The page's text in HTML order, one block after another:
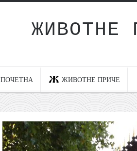
ЖИВОТНЕ
ПОЧЕТНА ЖИВОТНЕ ПРИЧЕ